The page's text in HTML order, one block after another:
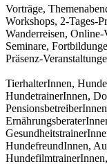
Vorträge,
Workshops, 2-Tages-
Wanderreisen, Online-
Seminare,
Präsenz-
TierhalterInnen,
HundetrainerInnen,
HundefreundInnen,